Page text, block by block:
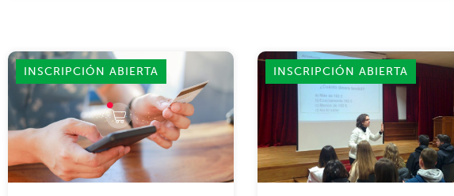
INSCRIPCIÓN ABIERTA INSCRIPCIÓN ABIERTA